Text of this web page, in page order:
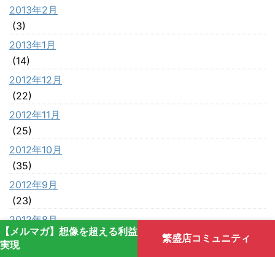
【メルマガ】想像を超える利益
実現
繁盛店コミュニティ
2013年2月
(3)
2013年1月
(14)
2012年12月
(22)
2012年11月
(25)
2012年10月
(35)
2012年9月
(23)
2012年8月
(42)